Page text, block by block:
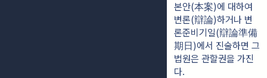
본안(本案)에 대하여
변론(辯論)하거나 변
론준비기일(辯論準備
期日)에서 진술하면 그
법원은 관할권을 가진
다.